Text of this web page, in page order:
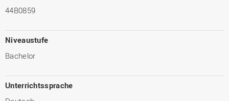
44B0859
Niveaustufe
Bachelor
Unterrichtssprache